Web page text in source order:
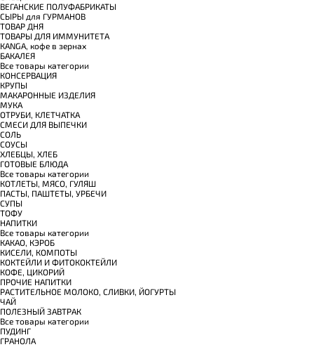
ВЕГАНСКИЕ ПОЛУФАБРИКАТЫ
СЫРЫ для ГУРМАНОВ
TОВАР ДНЯ
TОВАРЫ ДЛЯ ИММУНИТЕТА
КANGA, кофе в зернах
БАКАЛЕЯ
Все товары категории
КОНСЕРВАЦИЯ
КРУПЫ
МАКАРОННЫЕ ИЗДЕЛИЯ
МУКА
ОТРУБИ, КЛЕТЧАТКА
СМЕСИ ДЛЯ ВЫПЕЧКИ
СОЛЬ
СОУСЫ
ХЛЕБЦЫ, ХЛЕБ
ГОТОВЫЕ БЛЮДА
Все товары категории
КОТЛЕТЫ, МЯСО, ГУЛЯШ
ПАСТЫ, ПАШТЕТЫ, УРБЕЧИ
СУПЫ
ТОФУ
НАПИТКИ
Все товары категории
КАКАО, КЭРОБ
КИСЕЛИ, КОМПОТЫ
КОКТЕЙЛИ И ФИТОКОКТЕЙЛИ
КОФЕ, ЦИКОРИЙ
ПРОЧИЕ НАПИТКИ
РАСТИТЕЛЬНОЕ МОЛОКО, СЛИВКИ, ЙОГУРТЫ
ЧАЙ
ПОЛЕЗНЫЙ ЗАВТРАК
Все товары категории
ПУДИНГ
ГРАНОЛА